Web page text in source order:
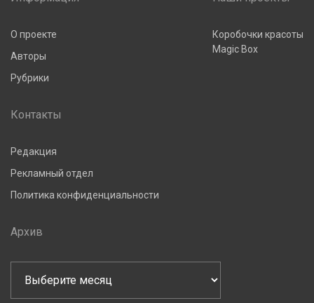
О проекте
Авторы
Рубрики
Коробочки красоты
Magic Box
Контакты
Редакция
Рекламный отдел
Политика конфиденциальности
Архив